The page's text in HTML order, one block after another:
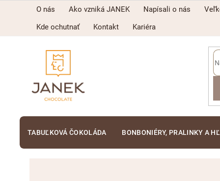
O nás Ako vzniká JANEK Napísali o nás
Kde ochutnať
Kontakt Kariéra
TABUĽKOVÁ ČOKOLÁDA BONBONIÉRY, PRALINKY A